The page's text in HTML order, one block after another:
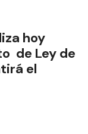
hoy
de Ley de
el